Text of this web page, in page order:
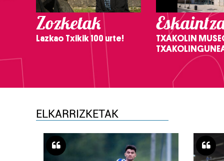
Zozketak
Lazkao Txikik 100 urte!
TXAKOLIN
ELKARRIZKETAK